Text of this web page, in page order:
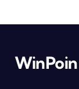
WinPoin